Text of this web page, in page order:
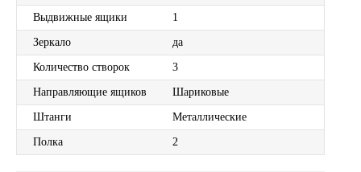
Выдвижные ящики 1
Зеркало да
Количество створок 3
Направляющие ящиков Шариковые
Штанги Металлические
Полка 2